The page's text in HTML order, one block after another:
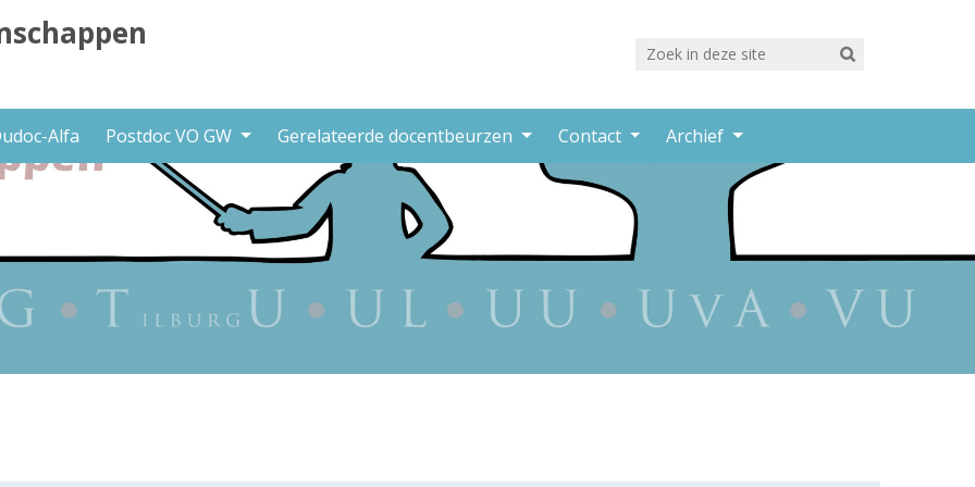
Alfa Postdoc VO GW Gerelateerde docentbeurzen Contact Archief